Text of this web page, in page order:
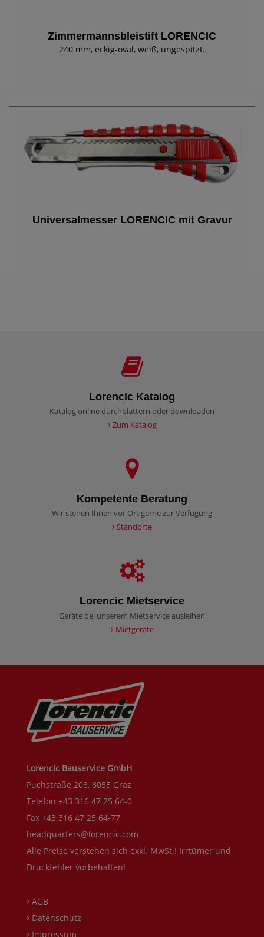
Zimmermannsbleistift LORENCIC
240 mm, eckig-oval, weiß, ungespitzt.
Universalmesser LORENCIC mit Gravur
Lorencic Katalog
Katalog online durchblättern oder downloaden
Zum Katalog
Kompetente Beratung
Wir stehen Ihnen vor Ort gerne zur Verfügung
Standorte
Lorencic Mietservice
Geräte bei unserem Mietservice ausleihen
Mietgeräte
Lorencic Bauservice GmbH
Puchstraße 208, 8055 Graz
Telefon +43 316 47 25 64-0
Fax +43 316 47 25 64-77
headquarters@lorencic.com
Alle Preise verstehen sich exkl. MwSt.! Irrtümer und
Druckfehler vorbehalten!
AGB
Datenschutz
Impressum